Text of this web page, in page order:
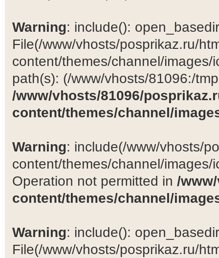
Warning: include():
File(/www/vhosts/posprikaz.ru/
content/themes/channel/
path(s): (/www/vhosts/81096:/
/www/vhosts/81096/
content/themes/channel/
Warning: include(/www/vhosts/
content/themes/channel/
Operation not permitted in /
content/themes/channel/
Warning: include():
File(/www/vhosts/posprikaz.ru/